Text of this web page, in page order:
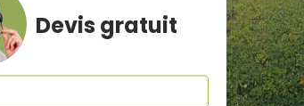
Devis gratuit